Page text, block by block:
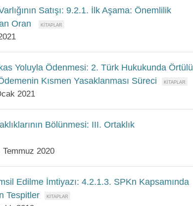
Satışı: 9.2.1. İlk Aşama: Önemlilik
Oran
Yoluyla Ödenmesi: 2. Türk Hukukunda Örtülü
Kısmen Yasaklanması Süreci
2021
Bölünmesi: III. Ortaklık
Temmuz 2020
Edilme İmtiyazı: 4.2.1.3. SPKn Kapsamında
Tespitler